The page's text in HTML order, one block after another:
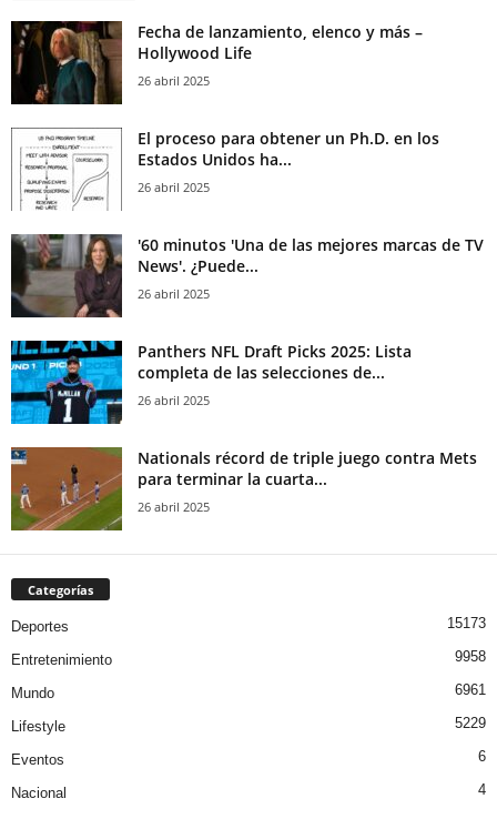
Fecha de lanzamiento, elenco y más –
Hollywood Life
26 abril 2025
El proceso para obtener un Ph.D. en los
Estados Unidos ha...
26 abril 2025
'60 minutos 'Una de las mejores marcas de TV
News'. ¿Puede...
26 abril 2025
Panthers NFL Draft Picks 2025: Lista
completa de las selecciones de...
26 abril 2025
Nationals récord de triple juego contra Mets
para terminar la cuarta...
26 abril 2025
Categorías
Deportes 15173
Entretenimiento 9958
Mundo 6961
Lifestyle 5229
Eventos 6
Nacional 4